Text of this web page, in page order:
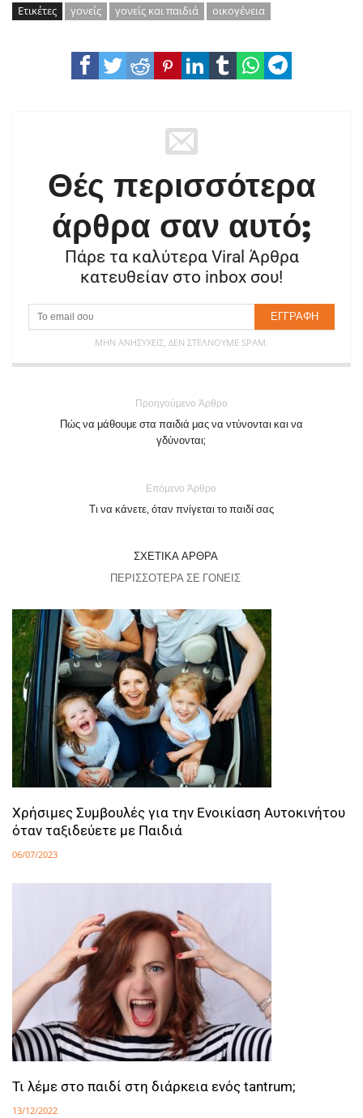
Ετικέτες γονείς γονείς και παιδιά οικογένεια
Θές περισσότερα
άρθρα σαν αυτό;
Πάρε τα καλύτερα Viral Άρθρα
κατευθείαν στο inbox σου!
ΜΗΝ ΑΝΗΣΥΧΕΊΣ, ΔΕΝ ΣΤΈΛΝΟΥΜΕ SPAM.
Προηγούμενο Άρθρο
Πώς να μάθουμε στα παιδιά μας να ντύνονται και να
γδύνονται;
Επόμενο Άρθρο
Τι να κάνετε, όταν πνίγεται το παιδί σας
ΣΧΕΤΙΚΆ ΆΡΘΡΑ
ΠΕΡΙΣΣΌΤΕΡΑ ΣΕ ΓΟΝΕΊΣ
Χρήσιμες Συμβουλές για την Ενοικίαση Αυτοκινήτου
όταν ταξιδεύετε με Παιδιά
06/07/2023
Τι λέμε στο παιδί στη διάρκεια ενός tantrum;
13/12/2022